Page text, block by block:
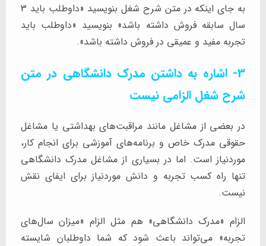
به جای اینکه در متن شرح شغل بنویسید «داوطلب باید 3
سال سابقه فروش داشته باشد» بنویسید «داوطلب باید
تجربه مفید و عمیقی در فروش داشته باشد».
3- اشاره به داشتن مدرک دانشگاهی در متن
شرح شغل الزامی نیست
در بعضی از مشاغل مانند مراقبت‌های بهداشتی یا مشاغل
حقوقی مدرک خاص و برنامه‌های آموزشی برای انجام کار،
موردنیاز است. اما در بسیاری از مشاغل مدرک دانشگاهی
تنها راه کسب تجربه و دانش موردنیاز برای ایفای نقش
نیست.
الزام «مدرک دانشگاهی» هم مثل الزام «میزان سال‌های
تجربه» می‌تواند باعث شود که شما داوطلبان شایسته